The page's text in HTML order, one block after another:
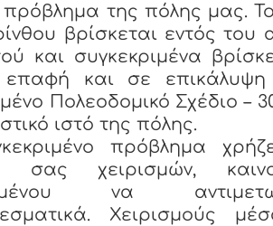
της πόλης μας. Το
βρίσκεται εντός του
και συγκεκριμένα
και σε
Πολεοδομικό Σχέδιο –
ιστό της πόλης.
πρόβλημα
σας χειρισμών,
να
Χειρισμούς